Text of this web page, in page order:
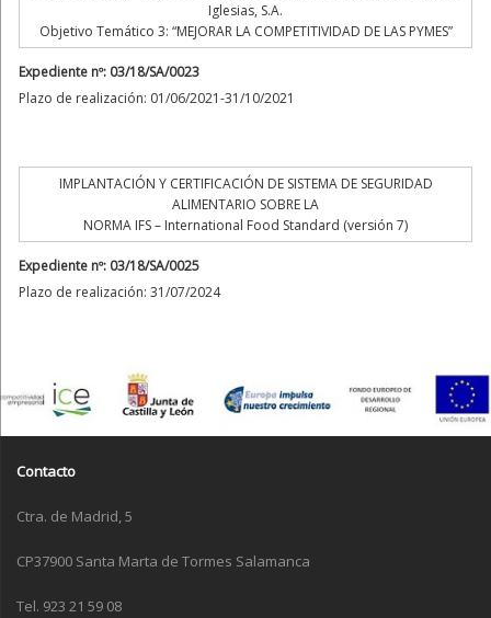
Iglesias, S.A.
Objetivo Temático 3: “MEJORAR LA COMPETITIVIDAD DE LAS PYMES”
Expediente nº: 03/18/SA/0023
Plazo de realización: 01/06/2021-31/10/2021
IMPLANTACIÓN Y CERTIFICACIÓN DE SISTEMA DE SEGURIDAD
ALIMENTARIO SOBRE LA
NORMA IFS – International Food Standard (versión 7)
Expediente nº: 03/18/SA/0025
Plazo de realización: 31/07/2024
Contacto
Ctra. de Madrid, 5
CP37900 Santa Marta de Tormes Salamanca
Tel. 923 21 59 08